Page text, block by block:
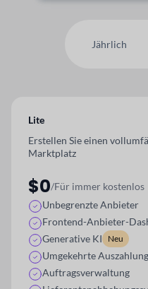
Jährlich
Lite
Erstellen Sie einen
Marktplatz
$0/Für immer kostenlos
Unbegrenzte Anbieter
Frontend-Anbieter-
Generative KI
Neu
Umgekehrte Auszahlung
Auftragsverwaltung